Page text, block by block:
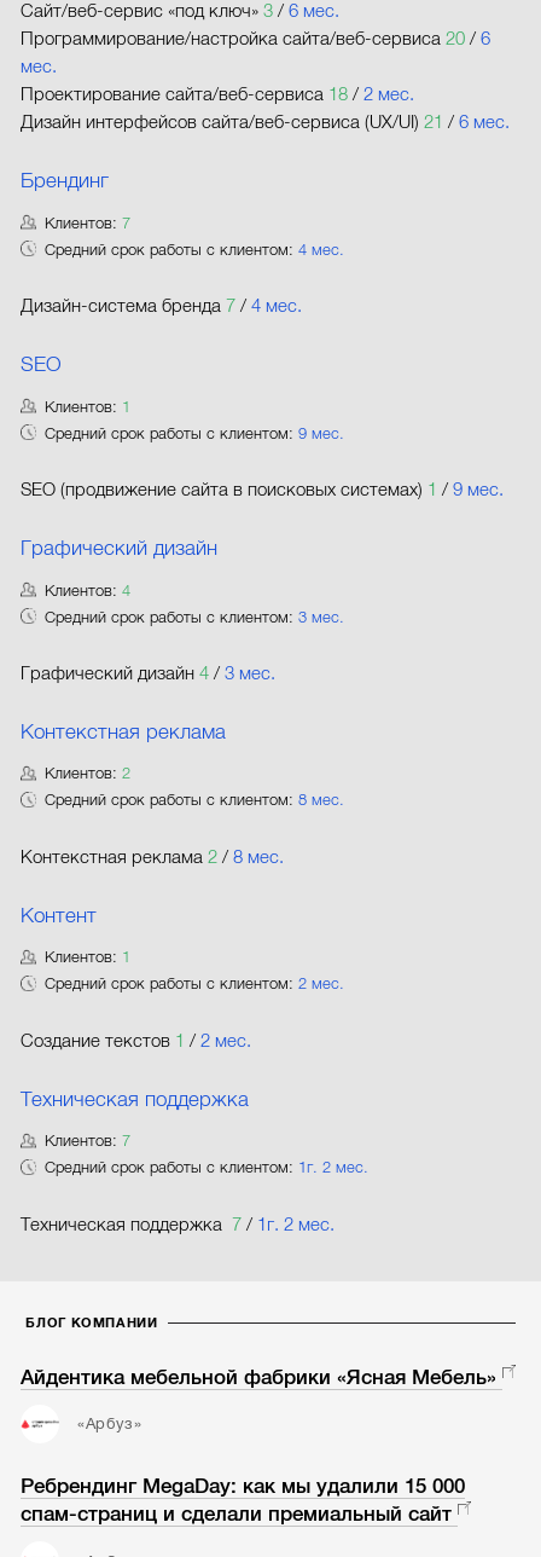
Сайт/веб-сервис «под ключ» 3 /6 мес.
Программирование/настройка сайта/веб-сервиса 20 /6
мес.
Проектирование сайта/веб-сервиса 18 /2 мес.
Дизайн интерфейсов сайта/веб-сервиса (UX/UI) 21 /6 мес.
Брендинг
Клиентов:7
Средний срок работы с клиентом:4 мес.
Дизайн-система бренда 7 /4 мес.
SEO
Клиентов: 1
Средний срок работы с клиентом:9 мес.
SEO (продвижение сайта в поисковых системах) 1 /9 мес.
Графический дизайн
Клиентов:4
Средний срок работы с клиентом:3 мес.
Графический дизайн 4 /3 мес.
Контекстная реклама
Клиентов:2
Средний срок работы с клиентом:8 мес.
Контекстная реклама 2 /8 мес.
Контент
Клиентов: 1
Средний срок работы с клиентом:2 мес.
Создание текстов 1 /2 мес.
Техническая поддержка
Клиентов:7
Средний срок работы с клиентом: 1г. 2 мес.
Техническая поддержка 7 / 1г. 2 мес.
БЛОГ КОМПАНИИ
Айдентика мебельной фабрики «Ясная Мебель»
«Арбуз»
Ребрендинг MegaDay: как мы удалили 15 000
спам-страниц и сделали премиальный сайт